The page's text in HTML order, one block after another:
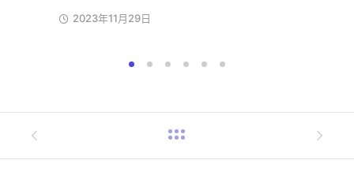
2023年11月29日